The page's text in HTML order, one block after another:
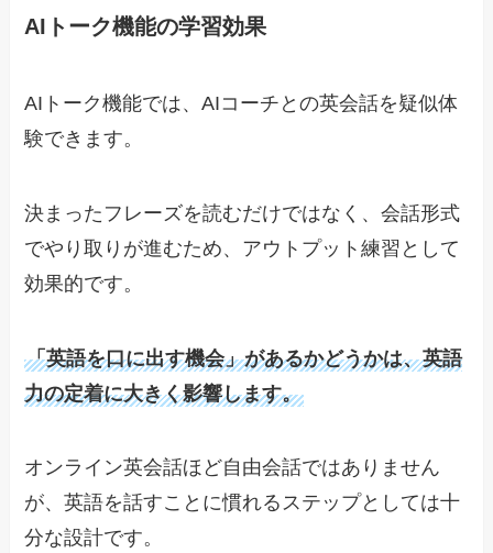
AIトーク機能の学習効果
AIトーク機能では、AIコーチとの英会話を疑似体
験できます。
決まったフレーズを読むだけではなく、会話形式
でやり取りが進むため、アウトプット練習として
効果的です。
「英語を口に出す機会」があるかどうかは、英語
力の定着に大きく影響します。
オンライン英会話ほど自由会話ではありません
が、英語を話すことに慣れるステップとしては十
分な設計です。